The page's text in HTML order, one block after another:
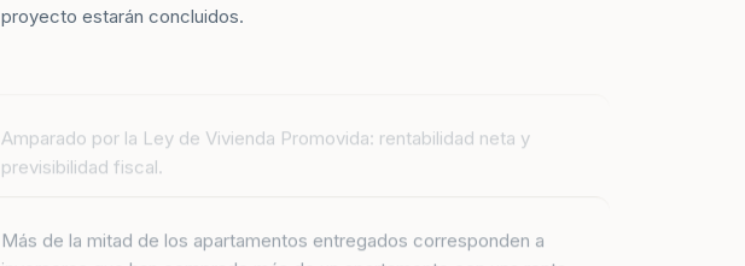
proyecto estarán concluidos.
previsibilidad fiscal.
inversores que han comprado más de un apartamento con una renta